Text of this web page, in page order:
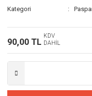
Kategori
90,00 TL
KDV
DAHİL